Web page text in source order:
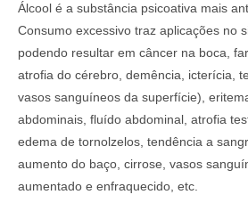
Álcool é a substância psicoativa mais
Consumo excessivo traz aplicações no
podendo resultar em câncer na boca,
atrofia do cérebro, demência, icterícia,
vasos sanguíneos da superfície),
abdominais, fluído abdominal, atrofia
edema de tornolzelos, tendência a
aumento do baço, cirrose, vasos
aumentado e enfraquecido, etc.